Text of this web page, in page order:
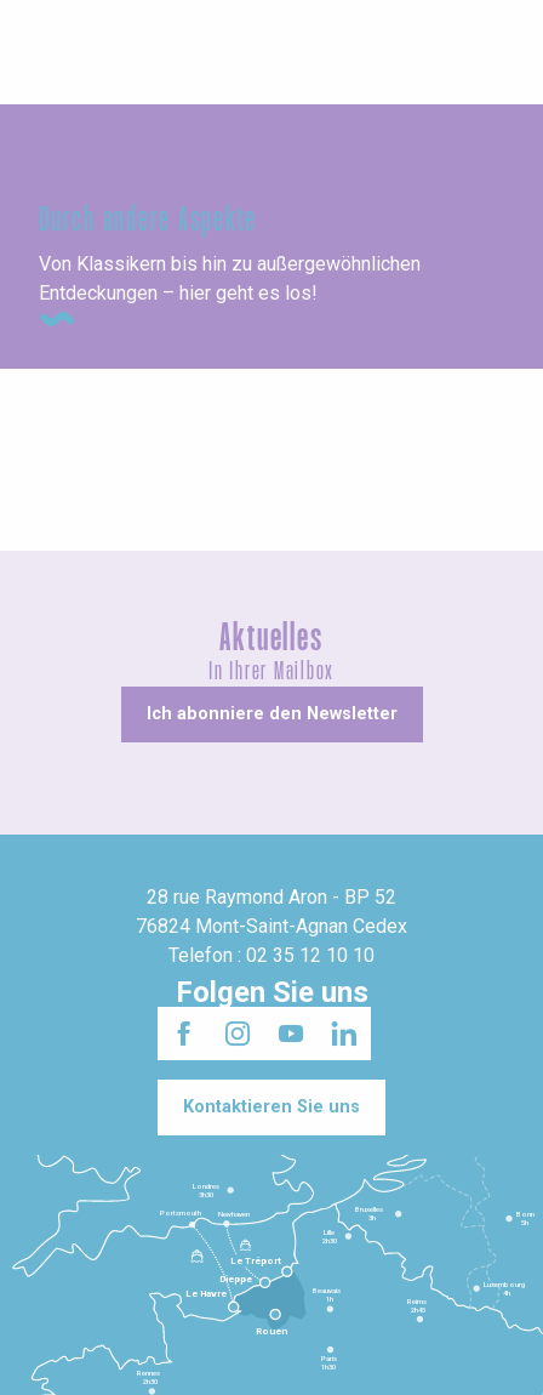
Durch andere Aspekte
Von Klassikern bis hin zu außergewöhnlichen
Entdeckungen – hier geht es los!
Aktuelles
In Ihrer Mailbox
Ich abonniere den Newsletter
28 rue Raymond Aron - BP 52
76824 Mont-Saint-Agnan Cedex
Telefon : 02 35 12 10 10
Folgen Sie uns
Kontaktieren Sie uns
Le Havre
Dieppe
Le Tréport
Rennes
2h30
Paris
1h30
Beauvais
1h
Reims
2h45
Lille
2h30
Bruxelles
3h
Londres
3h30
Newhaven
Portsmouth
Bonn
5h
Luxembourg
4h
Rouen